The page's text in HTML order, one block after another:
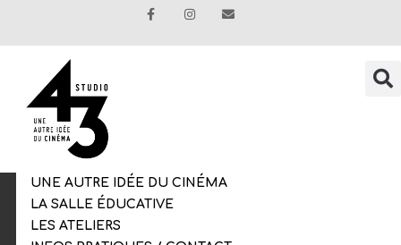
UNE AUTRE IDÉE DU CINÉMA
LA SALLE ÉDUCATIVE
LES ATELIERS